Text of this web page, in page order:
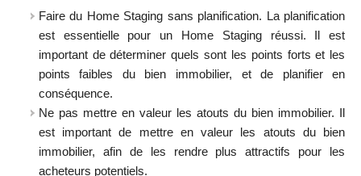
Faire du Home Staging sans planification. La planification
est essentielle pour un Home Staging réussi. Il est
important de déterminer quels sont les points forts et les
points faibles du bien immobilier, et de planifier en
conséquence.
Ne pas mettre en valeur les atouts du bien immobilier. Il
est important de mettre en valeur les atouts du bien
immobilier, afin de les rendre plus attractifs pour les
acheteurs potentiels.